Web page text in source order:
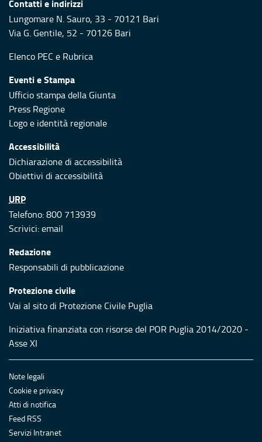
Contatti e indirizzi
Lungomare N. Sauro, 33 - 70121 Bari
Via G. Gentile, 52 - 70126 Bari
Elenco PEC e Rubrica
Eventi e Stampa
Ufficio stampa della Giunta
Press Regione
Logo e identità regionale
Accessibilità
Dichiarazione di accessibilità
Obiettivi di accessibilità
URP
Telefono: 800 713939
Scrivici:email
Redazione
Responsabili di pubblicazione
Protezione civile
Vai al sito di Protezione Civile Puglia
Iniziativa finanziata con risorse del POR Puglia 2014/2020 -
Asse XI
Note legali
Cookie e privacy
Atti di notifica
Feed RSS
Servizi Intranet